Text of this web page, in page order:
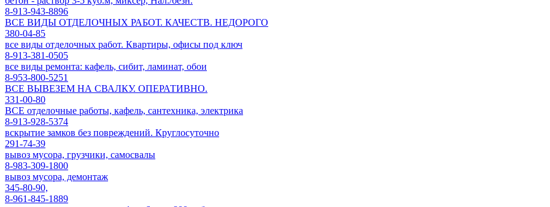
8-913-943-8896
ВСЕ ВИДЫ ОТДЕЛОЧНЫХ РАБОТ. КАЧЕСТВ. НЕДОРОГО
380-04-85
все виды отделочных работ. Квартиры, офисы под ключ
8-913-381-0505
все виды ремонта: кафель, сибит, ламинат, обои
8-953-800-5251
ВСЕ ВЫВЕЗЕМ НА СВАЛКУ. ОПЕРАТИВНО.
331-00-80
ВСЕ отделочные работы, кафель, сантехника, электрика
8-913-928-5374
вскрытие замков без повреждений. Круглосуточно
291-74-39
вывоз мусора, грузчики, самосвалы
8-983-309-1800
вывоз мусора, демонтаж
345-80-90,
8-961-845-1889